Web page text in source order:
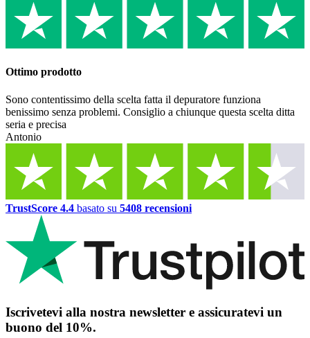
Ottimo prodotto
Sono contentissimo della scelta fatta il depuratore funziona
benissimo senza problemi. Consiglio a chiunque questa scelta ditta
seria e precisa
Antonio
TrustScore 4.4 basato su 5408 recensioni
Iscrivetevi alla nostra newsletter e assicuratevi un
buono del 10%.